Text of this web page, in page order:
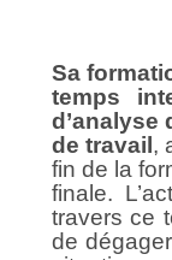
Sa
temps
d’analyse
de travail,
fin de la
finale.
travers ce
de